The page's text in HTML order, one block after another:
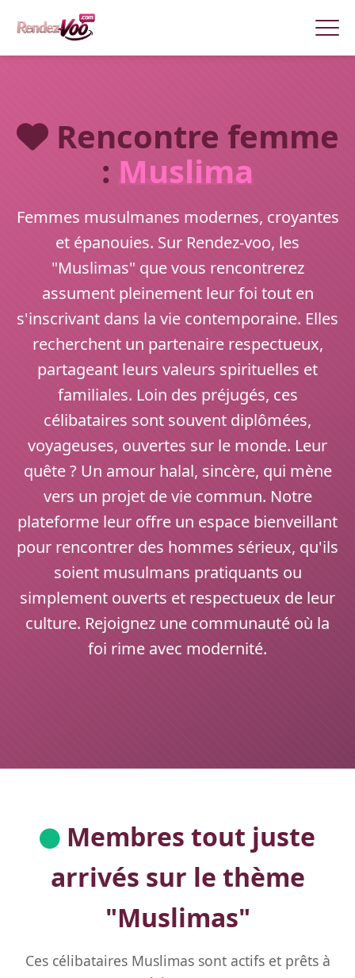
Rencontre femme
: Muslima
Femmes musulmanes modernes, croyantes
et épanouies. Sur Rendez-voo, les
"Muslimas" que vous rencontrerez
assument pleinement leur foi tout en
s'inscrivant dans la vie contemporaine. Elles
recherchent un partenaire respectueux,
partageant leurs valeurs spirituelles et
familiales. Loin des préjugés, ces
célibataires sont souvent diplômées,
voyageuses, ouvertes sur le monde. Leur
quête ? Un amour halal, sincère, qui mène
vers un projet de vie commun. Notre
plateforme leur offre un espace bienveillant
pour rencontrer des hommes sérieux, qu'ils
soient musulmans pratiquants ou
simplement ouverts et respectueux de leur
culture. Rejoignez une communauté où la
foi rime avec modernité.
Membres tout juste
arrivés sur le thème
"Muslimas"
Ces célibataires Muslimas sont actifs et prêts à